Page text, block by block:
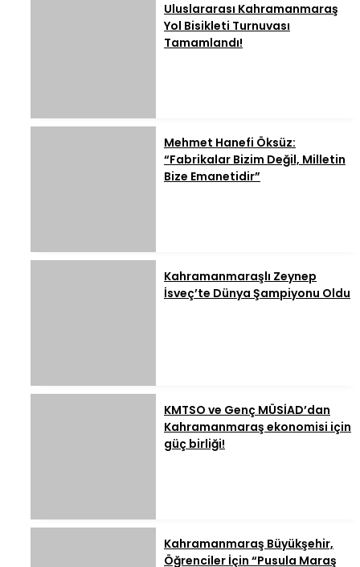
Uluslararası Kahramanmaraş
Yol Bisikleti Turnuvası
Tamamlandı!
Mehmet Hanefi Öksüz:
“Fabrikalar Bizim Değil, Milletin
Bize Emanetidir”
Kahramanmaraşlı Zeynep
İsveç’te Dünya Şampiyonu Oldu
KMTSO ve Genç MÜSİAD’dan
Kahramanmaraş ekonomisi için
güç birliği!
Kahramanmaraş Büyükşehir,
Öğrenciler İçin “Pusula Maraş